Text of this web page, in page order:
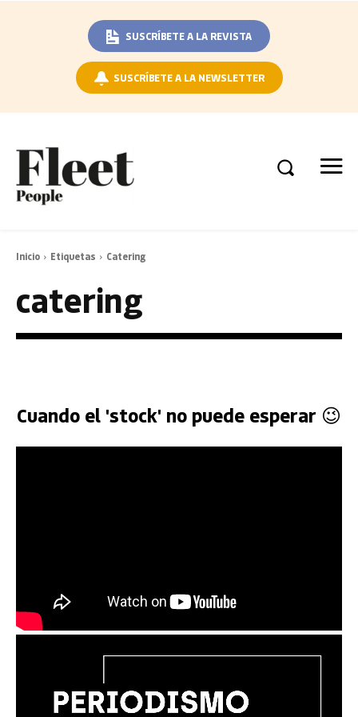
SUSCRÍBETE A LA REVISTA
SUSCRÍBETE A LA NEWSLETTER
Inicio Etiquetas Catering
catering
Cuando el 'stock' no puede esperar 😉